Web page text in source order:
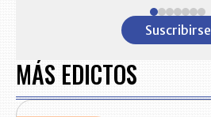
Suscribirse
MÁS EDICTOS